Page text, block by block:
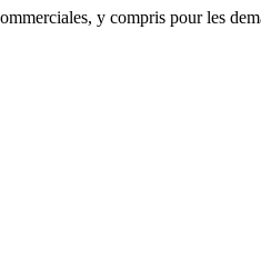
y compris pour les